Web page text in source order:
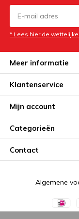
* Lees hier de
Meer informatie
Klantenservice
Mijn account
Categorieën
Contact
Algemene